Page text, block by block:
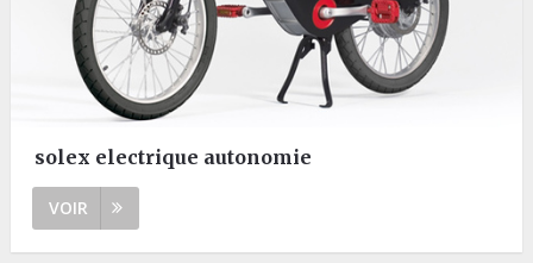
solex electrique autonomie
VOIR